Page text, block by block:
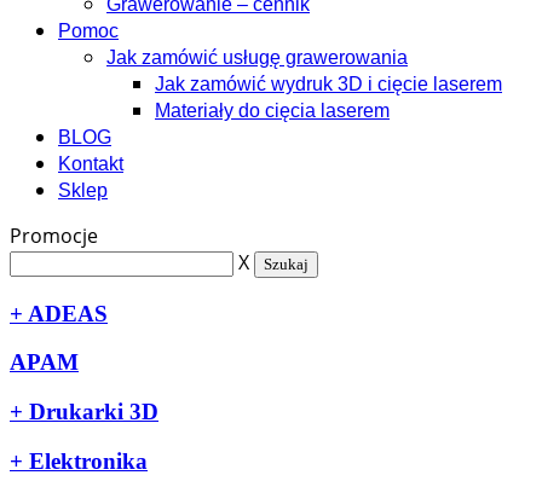
Grawerowanie – cennik
Pomoc
Jak zamówić usługę grawerowania
Jak zamówić wydruk 3D i cięcie laserem
Materiały do cięcia laserem
BLOG
Kontakt
Sklep
Promocje
X
Szukaj
+ ADEAS
APAM
+ Drukarki 3D
+ Elektronika